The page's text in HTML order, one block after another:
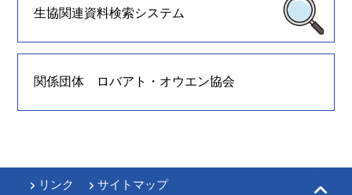
生協関連資料検索システム
関係団体 ロバアト・オウエン協会
リンク サイトマップ